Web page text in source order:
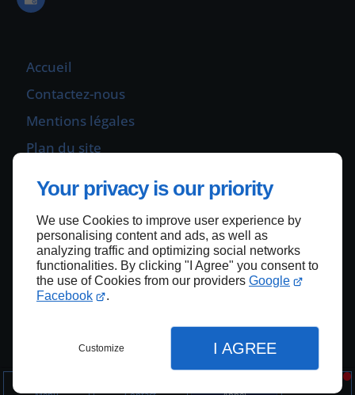
Your privacy is our priority
We use Cookies to improve user experience by
personalising content and ads, as well as
analyzing traffic and optimizing social networks
functionalities. By clicking "I Agree" you consent to
the use of Cookies from our providers Google
Facebook
.
Customize I AGREE
Accueil
Contactez-nous
Mentions légales
Plan du site
Haut de page